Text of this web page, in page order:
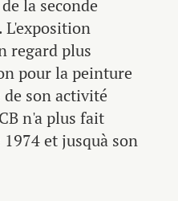
la seconde
L'exposition
regard plus
pour la peinture
son activité
n'a plus fait
et jusquà son